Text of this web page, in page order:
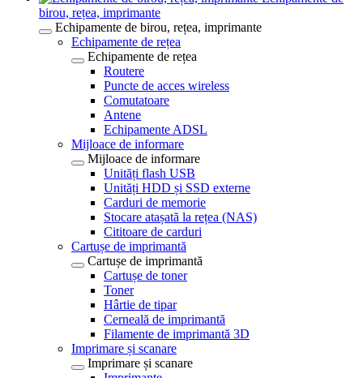
birou, rețea, imprimante
Echipamente de birou, rețea, imprimante
Echipamente de rețea
Echipamente de rețea
Routere
Puncte de acces wireless
Comutatoare
Antene
Echipamente ADSL
Mijloace de informare
Mijloace de informare
Unități flash USB
Unități HDD și SSD externe
Carduri de memorie
Stocare atașată la rețea (NAS)
Cititoare de carduri
Cartușe de imprimantă
Cartușe de imprimantă
Cartușe de toner
Toner
Hârtie de tipar
Cerneală de imprimantă
Filamente de imprimantă 3D
Imprimare și scanare
Imprimare și scanare